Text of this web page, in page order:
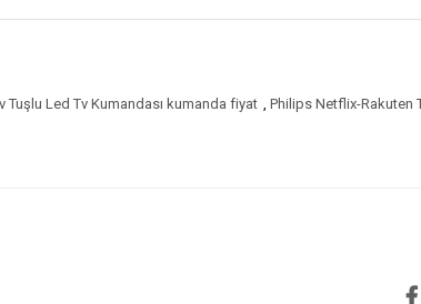
Tuşlu Led Tv Kumandası kumanda fiyat , Philips Netflix-Rakuten